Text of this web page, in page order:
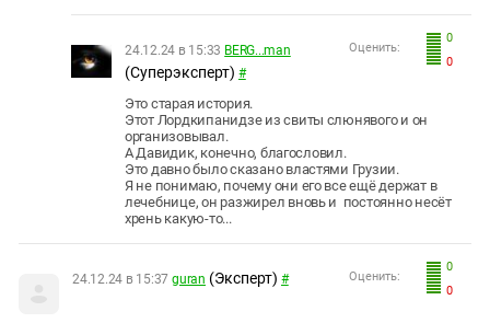
0
0
Оценить:
24.12.24 в 15:33 BERG...man
(Суперэксперт) #
Это старая история.
Этот Лордкипанидзе из свиты слюнявого и он
организовывал.
А Давидик, конечно, благословил.
Это давно было сказано властями Грузии.
Я не понимаю, почему они его все ещё держат в
лечебнице, он разжирел вновь и постоянно несёт
хрень какую-то...
0
0
Оценить:
24.12.24 в 15:37 guran (Эксперт) #